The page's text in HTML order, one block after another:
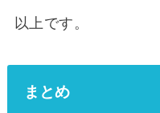
以上です。
まとめ